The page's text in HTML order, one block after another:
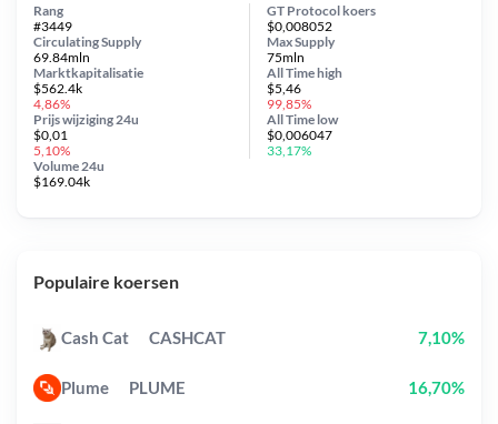
GT Protocol koers
$0,008052
Circulating Supply
69.84mln
Prijs wijziging 24u
$0,01
5,10%
Max Supply
75mln
Marktkapitalisatie
$562.4k
4,86%
Volume 24u
$169.04k
Rang
#3449
All Timehigh
$5,46
99,85%
All Time low
$0,006047
33,17%
Populaire koersen
Cash Cat CASHCAT 7,10%
Plume PLUME 16,70%